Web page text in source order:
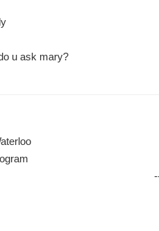
u ask mary?